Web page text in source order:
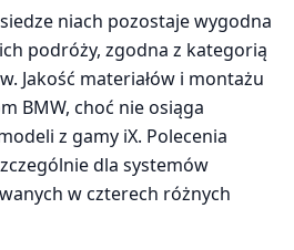
niach pozostaje wygodna
podróży, zgodna z kategorią
Jakość materiałów i montażu
BMW, choć nie osiąga
z gamy iX. Polecenia
dla systemów
w czterech różnych